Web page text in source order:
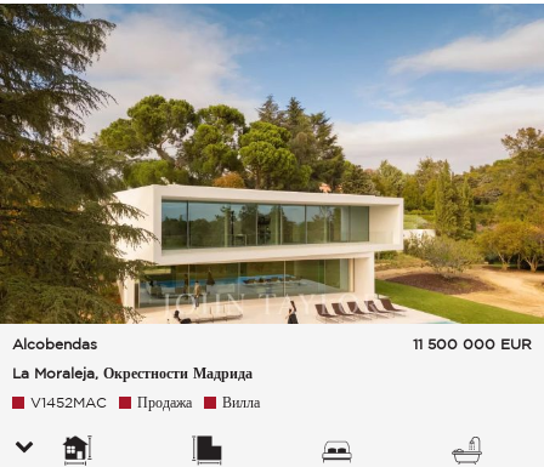
Alcobendas
La Moraleja, Окрестности Мадрида
11 500 000 EUR
V1452MAC Продажа Вилла